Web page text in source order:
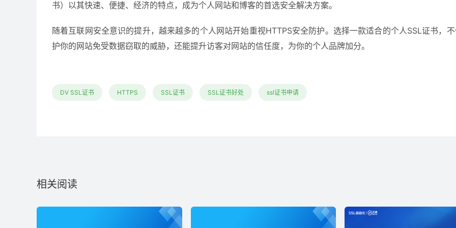
书）以其快速、便捷、经济的特点，成为个人网站和博客的首选安全解决方案。
随着互联网安全意识的提升，越来越多的个人网站开始重视HTTPS安全防护。选择一款适合的个人SSL证书，
护你的网站免受数据窃取的威胁，还能提升访客对网站的信任度，为你的个人品牌加分。
DV SSL证书 HTTPS SSL证书 SSL证书好处 ssl证书申请
相关阅读